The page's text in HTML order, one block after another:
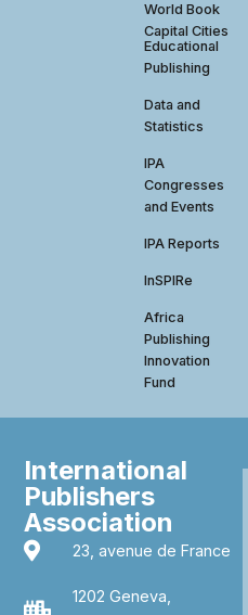
World Book
Capital Cities
Educational
Publishing
Data and
Statistics
IPA
Congresses
and Events
IPA Reports
InSPIRe
Africa
Publishing
Innovation
Fund
International
Publishers
Association
23, avenue de France
1202 Geneva,